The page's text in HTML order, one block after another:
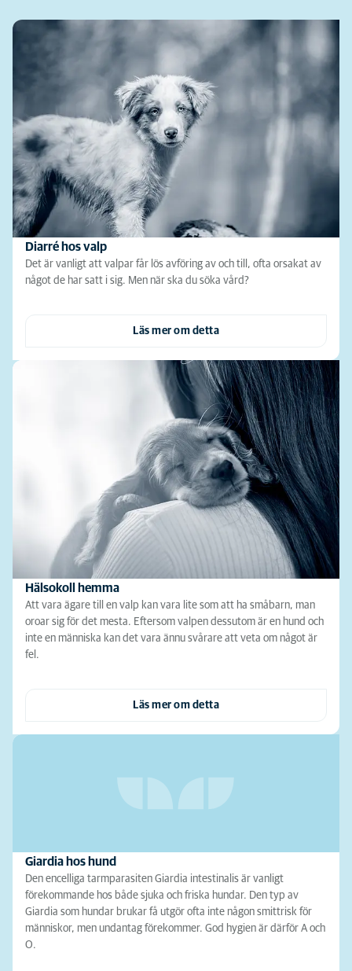
Diarré hos valp
Det är vanligt att valpar får lös avföring av och till, ofta orsakat av
något de har satt i sig. Men när ska du söka vård?
Läs mer om detta
Hälsokoll hemma
Att vara ägare till en valp kan vara lite som att ha småbarn, man
oroar sig för det mesta. Eftersom valpen dessutom är en hund och
inte en människa kan det vara ännu svårare att veta om något är
fel.
Läs mer om detta
Giardia hos hund
Den encelliga tarmparasiten Giardia intestinalis är vanligt
förekommande hos både sjuka och friska hundar. Den typ av
Giardia som hundar brukar få utgör ofta inte någon smittrisk för
människor, men undantag förekommer. God hygien är därför A och
O.